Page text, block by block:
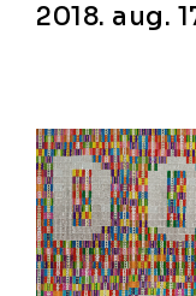
2018. aug.